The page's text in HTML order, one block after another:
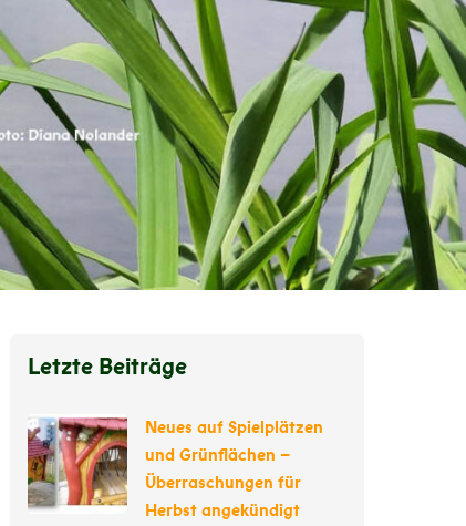
Letzte Beiträge
Neues auf Spielplätzen
und Grünflächen –
Überraschungen für
Herbst angekündigt